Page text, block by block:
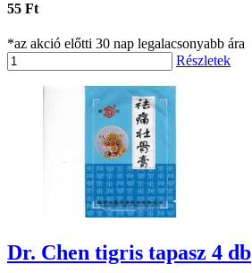
55 Ft
*az akció előtti 30 nap legalacsonyabb ára
Részletek
Dr. Chen tigris tapasz 4 db